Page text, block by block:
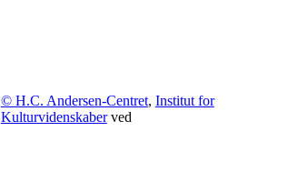
© H.C. Andersen-Centret, Institut for
Kulturvidenskaberved